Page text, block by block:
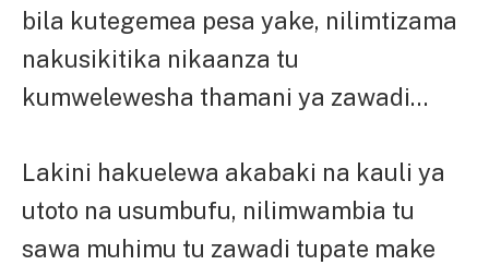
bila kutegemea pesa yake, nilimtizama
nakusikitika nikaanza tu
kumwelewesha thamani ya zawadi…
Lakini hakuelewa akabaki na kauli ya
utoto na usumbufu, nilimwambia tu
sawa muhimu tu zawadi tupate make